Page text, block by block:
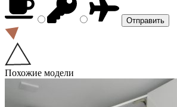
Похожие модели